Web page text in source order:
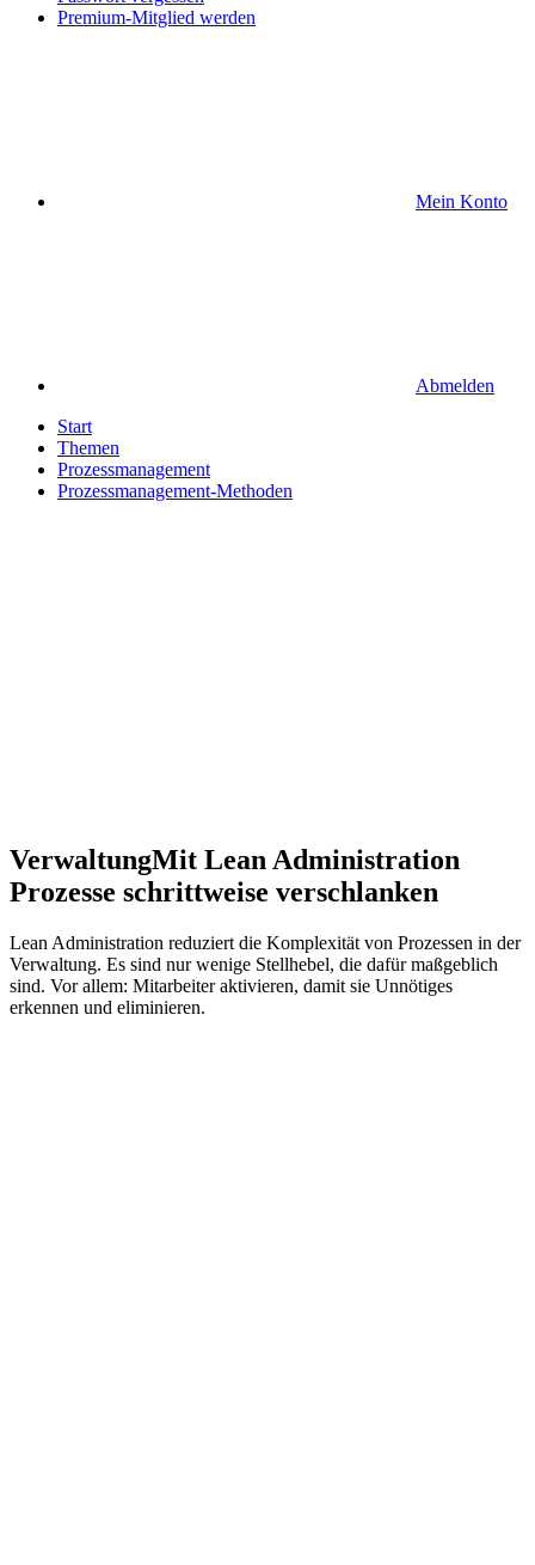
Premium-Mitglied werden
Mein Konto
Abmelden
Start
Themen
Prozessmanagement
Prozessmanagement-Methoden
VerwaltungMit Lean Administration
Prozesse schrittweise verschlanken
Lean Administration reduziert die Komplexität von Prozessen in der
Verwaltung. Es sind nur wenige Stellhebel, die dafür maßgeblich
sind. Vor allem: Mitarbeiter aktivieren, damit sie Unnötiges
erkennen und eliminieren.